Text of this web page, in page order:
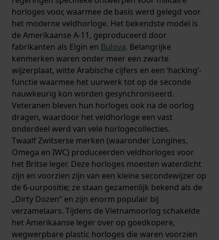
horloges voor, waarmee de basis werd gelegd voor
het moderne veldhorloge. Het bekendste model is
de Amerikaanse A-11, geproduceerd door
fabrikanten als Elgin en Bulova. Belangrijke
kenmerken waren onder meer een zwarte
wijzerplaat, witte Arabische cijfers en een ‘hacking’-
functie waarmee het uurwerk tot op de seconde
nauwkeurig kon worden gesynchroniseerd.
Veteranen bleven hun horloges ook na de oorlog
dragen, waardoor het veldhorloge een vast
onderdeel werd van vele horlogecollecties.
Twaalf Zwitserse merken (waaronder Longines,
Omega en IWC) produceerden veldhorloges voor
het Britse leger. Deze horloges moesten waterdicht
zijn en voorzien zijn van een kleine secondewijzer op
de 6-uurpositie; ze staan gezamenlijk bekend als de
„Dirty Dozen“ en zijn enorm populair bij
verzamelaars. Tijdens de Vietnamoorlog schakelde
het Amerikaanse leger over op goedkopere,
wegwerpbare plastic horloges die waren voorzien